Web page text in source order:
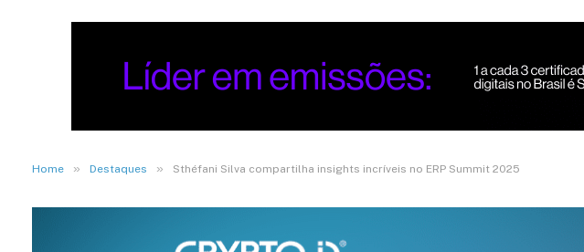
Home » Destaques » Sthéfani Silva compartilha insights incríveis no ERP Summit 2025